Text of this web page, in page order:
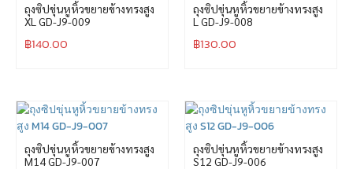
ถุงซิปขุ่นหูหิ้วขยายข้างทรงสูง
XL GD-J9-009
฿140.00
ถุงซิปขุ่นหูหิ้วขยายข้างทรงสูง
L GD-J9-008
฿130.00
ถุงซิปขุ่นหูหิ้วขยายข้างทรงสูง
M14 GD-J9-007
ถุงซิปขุ่นหูหิ้วขยายข้างทรงสูง
S12 GD-J9-006